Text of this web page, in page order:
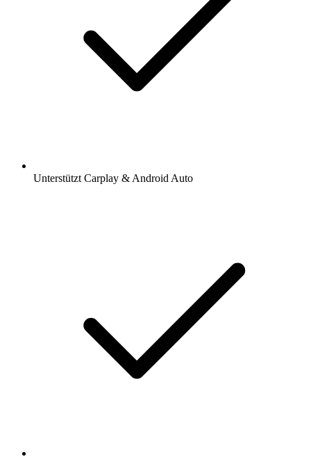
Unterstützt Carplay & Android Auto